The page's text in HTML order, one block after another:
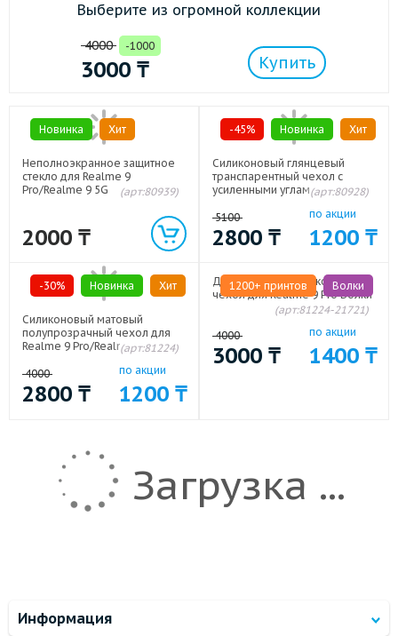
Выберите из огромной коллекции
4000 -1000
3000 ₸ Купить
Новинка Хит
Неполноэкранное защитное
стекло для Realme 9
Pro/Realme 9 5G
(арт:80939)
2000 ₸
-45% Новинка Хит
Силиконовый глянцевый
транспарентный чехол с
усиленными углами для(арт:80928)
5100
2800 ₸
по акции
1200 ₸
-30% Новинка Хит
Силиконовый матовый
полупрозрачный чехол для
Realme 9 Pro/Realme 9 5G
(арт:81224)
4000
2800 ₸
по акции
1200 ₸
1200+ принтов Волки
Дизайнерский силиконовый
чехол для Realme 9 Pro Волки
(арт:81224-21721)
4000
3000 ₸
по акции
1400 ₸
Загрузка ...
Информация